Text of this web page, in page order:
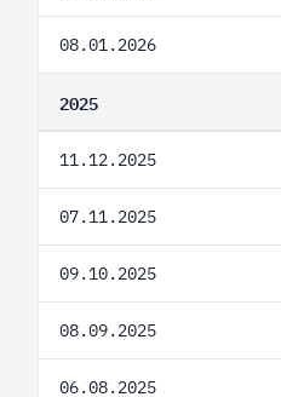
08.01.2026
2025
11.12.2025
07.11.2025
09.10.2025
08.09.2025
06.08.2025